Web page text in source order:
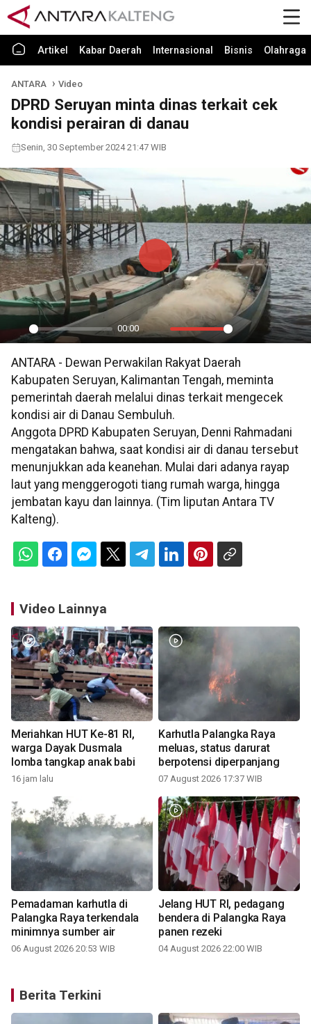
Artikel Kabar Daerah Internasional Bisnis Olahraga
ANTARA Video
DPRD Seruyan minta dinas terkait cek
kondisi perairan di danau
Senin, 30 September 2024 21:47 WIB
Play
00:00
Mute Settings
PIP
Play
ANTARA - Dewan Perwakilan Rakyat Daerah
Kabupaten Seruyan, Kalimantan Tengah, meminta
pemerintah daerah melalui dinas terkait mengecek
kondisi air di Danau Sembuluh.
Anggota DPRD Kabupaten Seruyan, Denni Rahmadani
mengatakan bahwa, saat kondisi air di danau tersebut
menunjukkan ada keanehan. Mulai dari adanya rayap
laut yang menggerogoti tiang rumah warga, hingga
jembatan kayu dan lainnya. (Tim liputan Antara TV
Kalteng).
Video Lainnya
Meriahkan HUT Ke-81 RI,
warga Dayak Dusmala
lomba tangkap anak babi
16 jam lalu
Karhutla Palangka Raya
meluas, status darurat
berpotensi diperpanjang
07 August 2026 17:37 WIB
Pemadaman karhutla di
Palangka Raya terkendala
minimnya sumber air
06 August 2026 20:53 WIB
Jelang HUT RI, pedagang
bendera di Palangka Raya
panen rezeki
04 August 2026 22:00 WIB
Berita Terkini